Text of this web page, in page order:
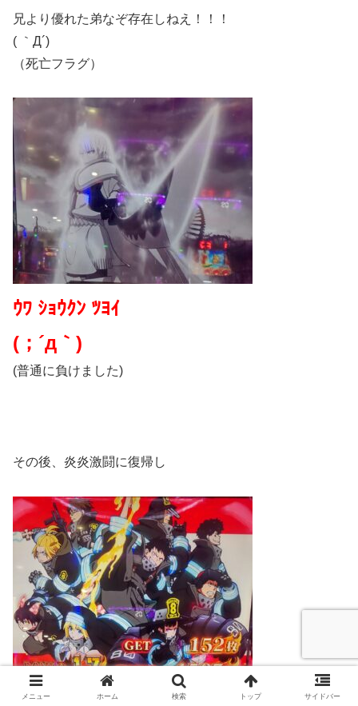
兄より優れた弟なぞ存在しねえ！！！
( ｀Д´)
（死亡フラグ）
ｳﾜ ｼｮｳｸﾝ ﾂﾖｲ
(；´д｀)
(普通に負けました)
その後、炎炎激闘に復帰し
メニュー ホーム 検索 トップ サイドバー